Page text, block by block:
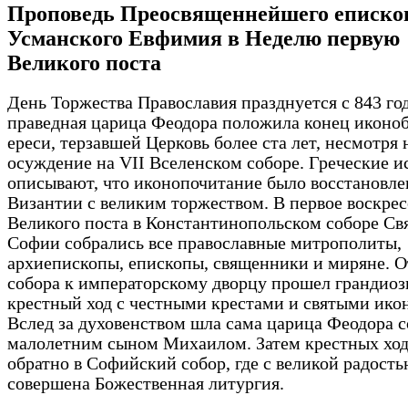
Проповедь Преосвященнейшего
Усманского Евфимия в Неделю первую
Великого поста
День Торжества Православия празднуется с 843
праведная царица Феодора положила конец
ереси, терзавшей Церковь более ста лет, несмотря
осуждение на VII Вселенском соборе. Греческие
описывают, что иконопочитание было
Византии с великим торжеством. В первое
Великого поста в Константинопольском соборе
Софии собрались все православные митрополиты,
архиепископы, епископы, священники и миряне.
собора к императорскому дворцу прошел
крестный ход с честными крестами и святыми
Вслед за духовенством шла сама царица Феодора
малолетним сыном Михаилом. Затем крестных ход
обратно в Софийский собор, где с великой
совершена Божественная литургия.